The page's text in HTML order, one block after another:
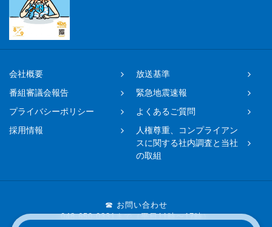
会社概要
放送基準
番組審議会報告
緊急地震速報
プライバシーポリシー
よくあるご質問
採用情報
人権尊重、コンプライアン
スに関する社内調査と当社
の取組
☎ お問い合わせ
048-650-0331まで（平日11時〜17時）